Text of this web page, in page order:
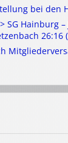
bei den
SG Hainburg –
26:16